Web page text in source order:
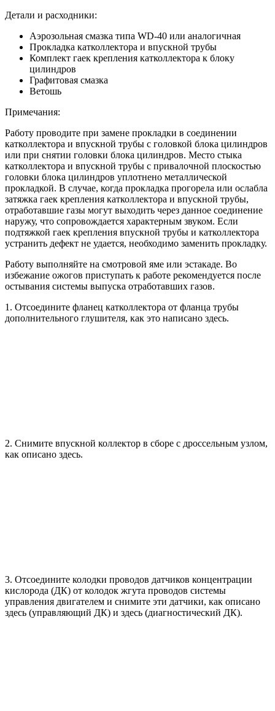
Детали и расходники:
Аэрозольная смазка типа WD-40 или аналогичная
Прокладка катколлектора и впускной трубы
Комплект гаек крепления катколлектора к блоку
цилиндров
Графитовая смазка
Ветошь
Примечания:
Работу проводите при замене прокладки в соединении
катколлектора и впускной трубы с головкой блока цилиндров
или при снятии головки блока цилиндров. Место стыка
катколлектора и впускной трубы с привалочной плоскостью
головки блока цилиндров уплотнено металлической
прокладкой. В случае, когда прокладка прогорела или ослабла
затяжка гаек крепления катколлектора и впускной трубы,
отработавшие газы могут выходить через данное соединение
наружу, что сопровождается характерным звуком. Если
подтяжкой гаек крепления впускной трубы и катколлектора
устранить дефект не удается, необходимо заменить прокладку.
Работу выполняйте на смотровой яме или эстакаде. Во
избежание ожогов приступать к работе рекомендуется после
остывания системы выпуска отработавших газов.
1. Отсоедините фланец катколлектора от фланца трубы
дополнительного глушителя, как это написано здесь.
2. Снимите впускной коллектор в сборе с дроссельным узлом,
как описано здесь.
3. Отсоедините колодки проводов датчиков концентрации
кислорода (ДК) от колодок жгута проводов системы
управления двигателем и снимите эти датчики, как описано
здесь (управляющий ДК) и здесь (диагностический ДК).